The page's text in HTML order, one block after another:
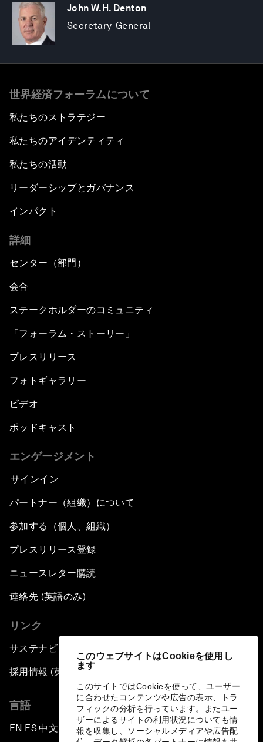
このウェブサイトはCookieを使用し
ます
このサイトではCookieを使って、ユーザー
に合わせたコンテンツや広告の表示、トラ
フィックの分析を行っています。またユー
ザーによるサイトの利用状況についても情
報を収集し、ソーシャルメディアや広告配
John W.H. Denton
Secretary-General
世界経済フォーラムについて
私たちのストラテジー
私たちのアイデンティティ
私たちの活動
リーダーシップとガバナンス
インパクト
詳細
センター（部門）
会合
ステークホルダーのコミュニティ
「フォーラム・ストーリー」
プレスリリース
フォトギャラリー
ビデオ
ポッドキャスト
エンゲージメント
サインイン
パートナー（組織）について
参加する（個人、組織）
プレスリリース登録
ニュースレター購読
連絡先 (英語のみ)
リンク
サステナビリティへの取り組み
採用情報 (英語のみ)
言語
EN ▪ES▪中文▪ 日本語